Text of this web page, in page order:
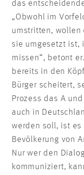
das
„Obwohl im
umstritten, wollen
sie umgesetzt ist,
missen“, betont
bereits in den
Bürger scheitert,
Prozess das A
auch in
werden soll, ist
Bevölkerung von
Nur wer den
kommuniziert,